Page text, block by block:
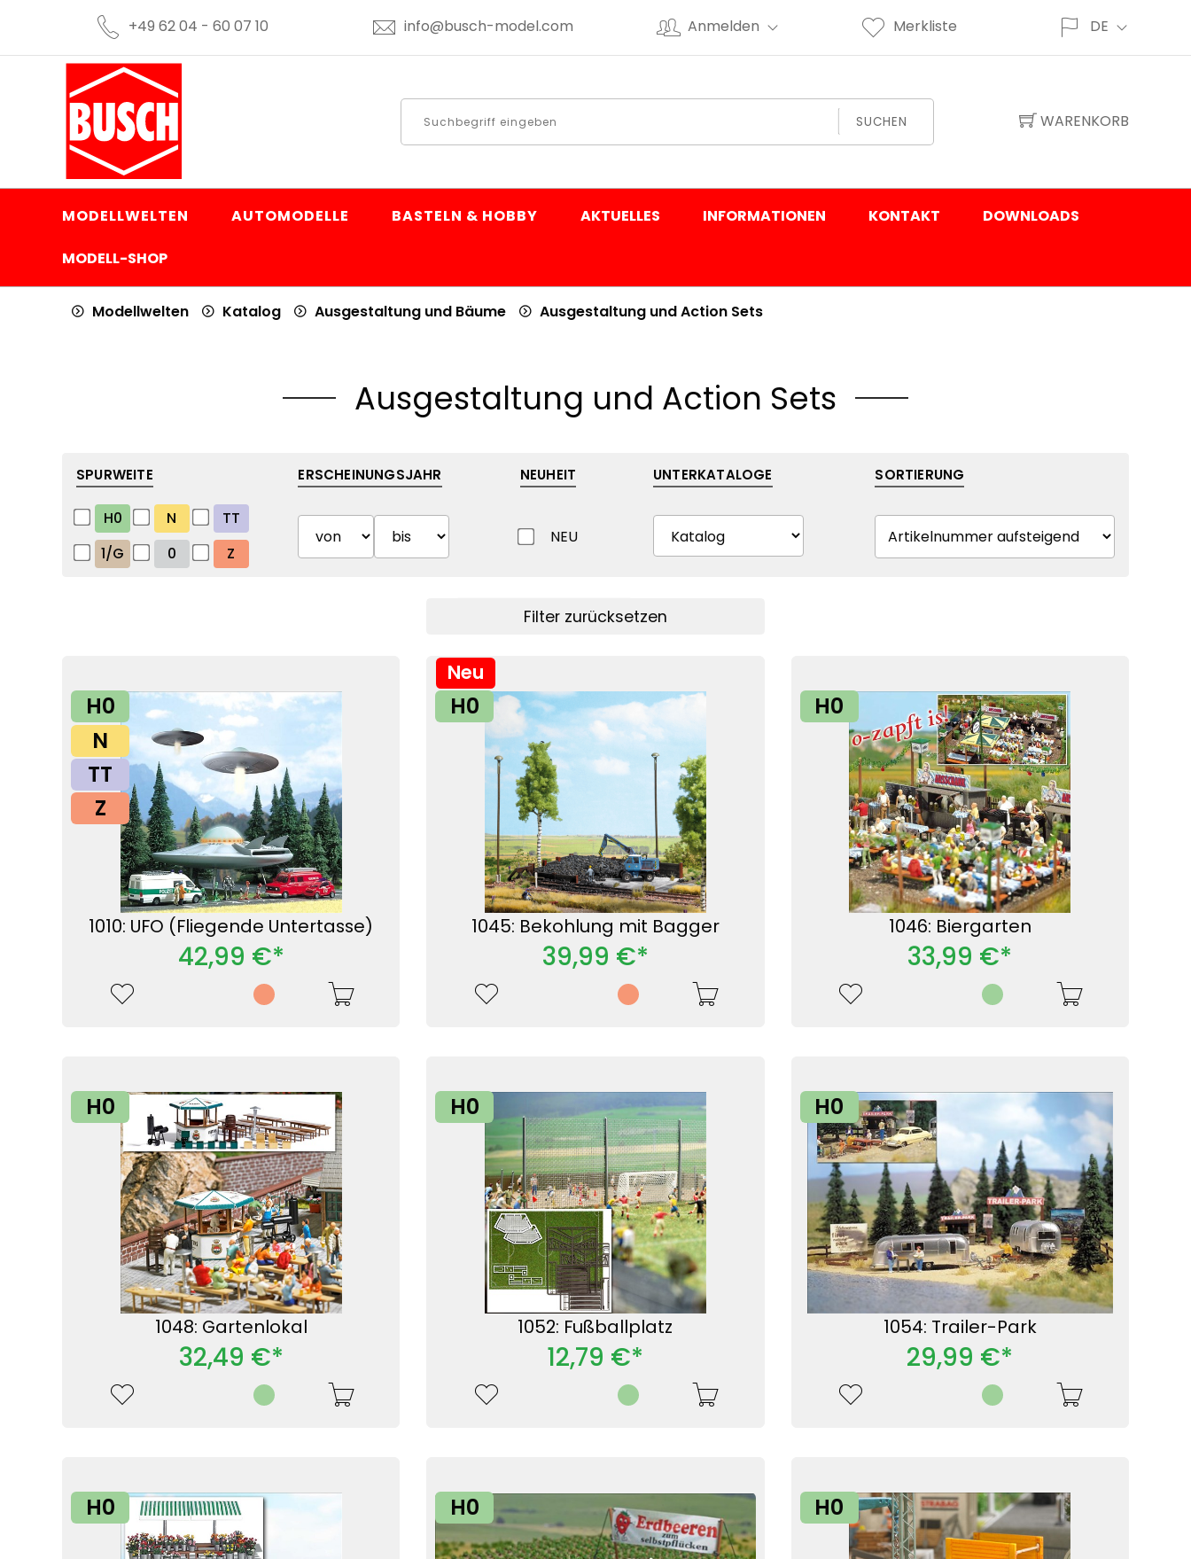
+49 62 04 - 60 07 10 info@busch-model.com Anmelden Merkliste DE
SUCHEN WARENKORB
MODELLWELTEN AUTOMODELLE BASTELN & HOBBY AKTUELLES INFORMATIONEN KONTAKT DOWNLOADS
MODELL-SHOP
Modellwelten Katalog Ausgestaltung und Bäume Ausgestaltung und Action Sets
Ausgestaltung und Action Sets
SPURWEITE
H0 N
TT
1/G
0 Z
ERSCHEINUNGSJAHR NEUHEIT
NEU
UNTERKATALOGE SORTIERUNG
Filter anzeigen
Filter zurücksetzen
H0
N
TT
Z
1010: UFO (Fliegende Untertasse)
42,99 €*
H0
1045: Bekohlung mit Bagger
Neu
39,99 €*
H0
1046: Biergarten
33,99 €*
H0
1048: Gartenlokal
32,49 €*
H0
1052: Fußballplatz
12,79 €*
H0
1054: Trailer-Park
29,99 €*
H0 H0 H0